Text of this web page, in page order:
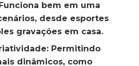
Funciona bem em uma
desde esportes
gravações em casa.
Permitindo
dinâmicos, como